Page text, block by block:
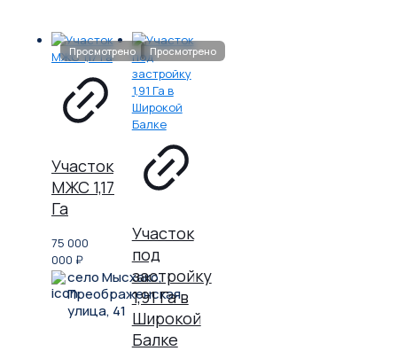
Участок
МЖС 1,17
Га
75 000
000 ₽
село Мысхако,
Преображенская
улица, 41
Участок
под
застройку
1,91 Га в
Широкой
Балке